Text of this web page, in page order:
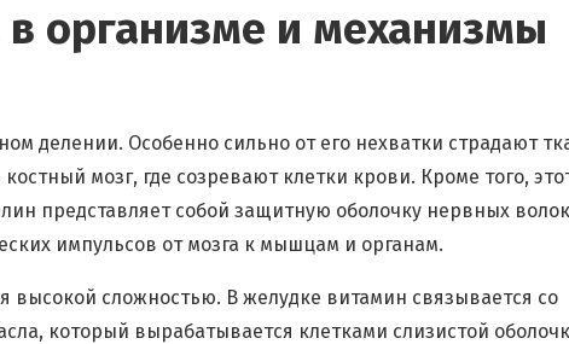
организме и механизмы
делении. Особенно сильно от его нехватки страдают
мозг, где созревают клетки крови. Кроме того,
представляет собой защитную оболочку нервных
импульсов от мозга к мышцам и органам.
высокой сложностью. В желудке витамин связывается со
который вырабатывается клетками слизистой